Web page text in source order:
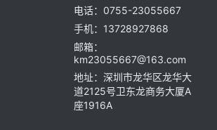
电话：0755-23055667
手机：13728927868
邮箱：
km23055667@163.com
地址：深圳市龙华区龙华大
道2125号卫东龙商务大厦A
座1916A